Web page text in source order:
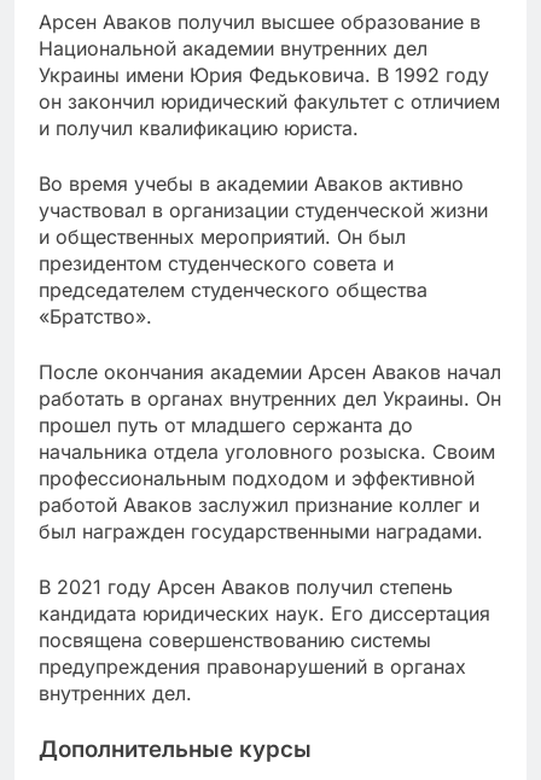
Арсен Аваков получил высшее образование в
Национальной академии внутренних дел
Украины имени Юрия Федьковича. В 1992 году
он закончил юридический факультет с отличием
и получил квалификацию юриста.
Во время учебы в академии Аваков активно
участвовал в организации студенческой жизни
и общественных мероприятий. Он был
президентом студенческого совета и
председателем студенческого общества
«Братство».
После окончания академии Арсен Аваков начал
работать в органах внутренних дел Украины. Он
прошел путь от младшего сержанта до
начальника отдела уголовного розыска. Своим
профессиональным подходом и эффективной
работой Аваков заслужил признание коллег и
был награжден государственными наградами.
В 2021 году Арсен Аваков получил степень
кандидата юридических наук. Его диссертация
посвящена совершенствованию системы
предупреждения правонарушений в органах
внутренних дел.
Дополнительные курсы